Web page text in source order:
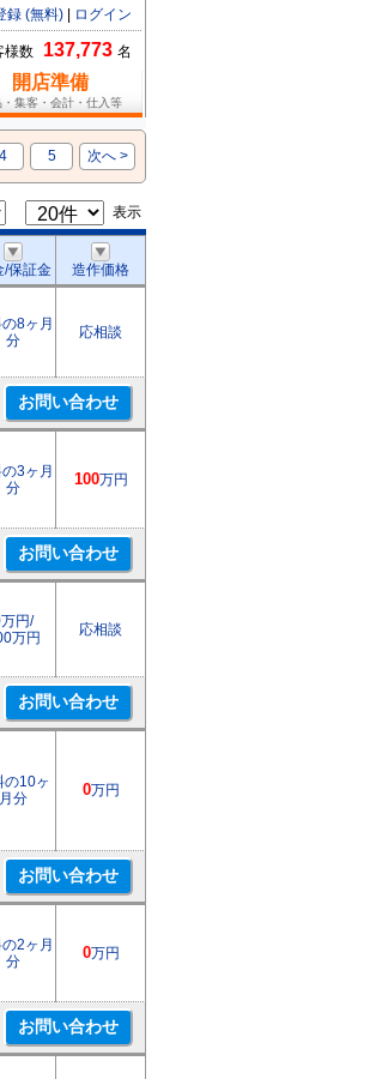
録 (無料) ログイン
様数 137,773 名
開店準備
・集客・会計・仕入等
4 5 次へ >
表示
/保証金 造作価格
8ヶ月
分
応相談
3ヶ月
分
100万円
円/
万円
応相談
の10ヶ
月分
0万円
2ヶ月
分
0万円